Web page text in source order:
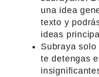
una idea
texto y
ideas
Subraya
te detengas